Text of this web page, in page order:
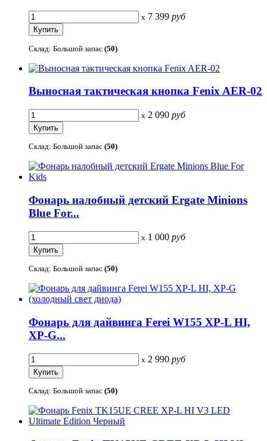
x 7 399 руб
Склад: Большой запас (50)
Выносная тактическая кнопка Fenix AER-02
x 2 090 руб
Склад: Большой запас (50)
Фонарь налобный детский Ergate Minions
Blue For...
x 1 000 руб
Склад: Большой запас (50)
Фонарь для дайвинга Ferei W155 XP-L HI,
XP-G...
x 2 990 руб
Склад: Большой запас (50)